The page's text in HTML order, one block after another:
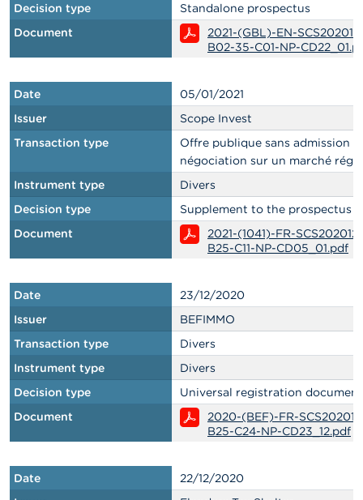
Decision type
Standalone prospectus
Document
2021-(GBL)-EN-
B02-35-C01-NP-
Date
05/01/2021
Issuer
Scope Invest
Transaction type
Offre publique sans admission à
négociation sur un marché
Instrument type
Divers
Decision type
Supplement to the prospectus
Document
2021-(1041)-FR-
B25-C11-NP-CD05_01.pdf
Date
23/12/2020
Issuer
BEFIMMO
Transaction type
Divers
Instrument type
Divers
Decision type
Universal registration document
Document
2020-(BEF)-FR-
B25-C24-NP-CD23_12.pdf
Date
22/12/2020